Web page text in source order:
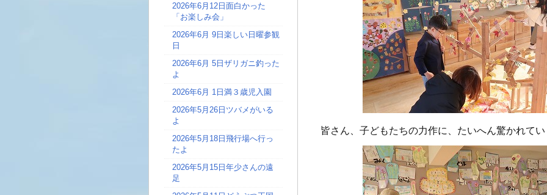
皆さん、子どもたちの力作に、たいへん驚かれて
2026年6月12日面白かった
「お楽しみ会」
2026年6月 9日楽しい日曜参観
日
2026年6月 5日ザリガニ釣った
よ
2026年6月 1日満３歳児入園
2026年5月26日 ツバメがいる
よ
2026年5月18日飛行場へ行っ
たよ
2026年5月15日年少さんの遠
足